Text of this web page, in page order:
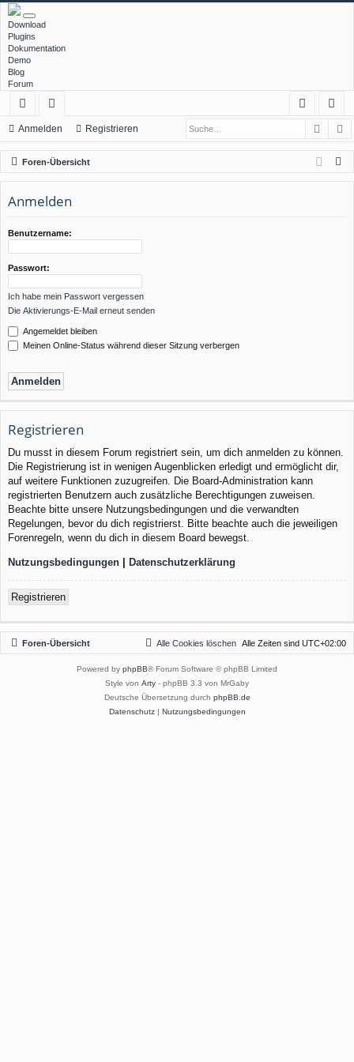
Download
Plugins
Dokumentation
Demo
Blog
Forum
ch
ne
llz
ug
f
or
en
m
el
ist
rie
Anmelden Registrieren
Foren-Übersicht
Anmelden
Benutzername:
Passwort:
Ich habe mein Passwort vergessen
Die Aktivierungs-E-Mail erneut senden
Angemeldet bleiben
Meinen Online-Status während dieser Sitzung verbergen
Registrieren
Du musst in diesem Forum registriert sein, um dich anmelden zu können.
Die Registrierung ist in wenigen Augenblicken erledigt und ermöglicht dir,
auf weitere Funktionen zuzugreifen. Die Board-Administration kann
registrierten Benutzern auch zusätzliche Berechtigungen zuweisen.
Beachte bitte unsere Nutzungsbedingungen und die verwandten
Regelungen, bevor du dich registrierst. Bitte beachte auch die jeweiligen
Forenregeln, wenn du dich in diesem Board bewegst.
Nutzungsbedingungen | Datenschutzerklärung
Registrieren
Foren-Übersicht Alle Zeiten sind UTC+02:00
Alle Cookies löschen
Powered by phpBB® Forum Software © phpBB Limited
Style von Arty - phpBB 3.3 von MrGaby
Deutsche Übersetzung durch phpBB.de
Datenschutz| Nutzungsbedingungen